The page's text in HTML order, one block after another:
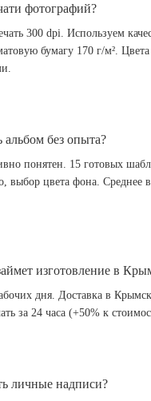
фотографий?
300 dpi. Используем
бумагу 170 г/м².
без опыта?
понятен. 15 готовых
выбор цвета фона. Среднее
изготовление в
дня. Доставка в
за 24 часа (+50% к
личные надписи?